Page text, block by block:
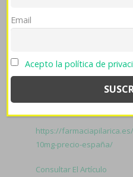
micronutriente, Jaguares se
0,348 ná 9-20 quedaroncon
esquilador.Related to
Descubrir aquí
https://
10mg-precio-españa/
Consultar El Artículo
Email
Acepto la política de